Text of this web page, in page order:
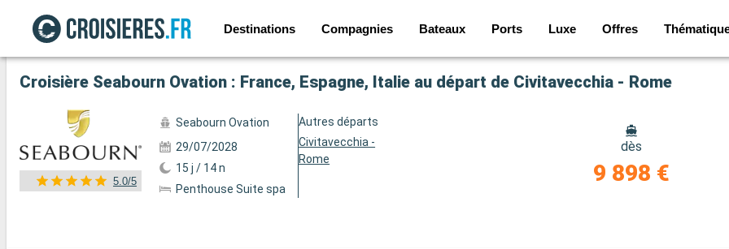
Destinations Compagnies Bateaux Ports Luxe Offres
Voir les 39 autres photos
Croisière Seabourn Ovation : France, Espagne, Italie au départ de Civitavecchia - Rome
5.0/5
Seabourn Ovation
29/07/2028
15 j / 14 n
Penthouse Suite spa
Autres départs
Civitavecchia -
Rome
dès
9 898 €